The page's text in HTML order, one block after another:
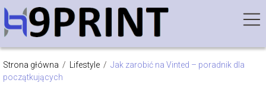
Strona główna / Lifestyle / Jak zarobić na Vinted – poradnik dla
początkujących